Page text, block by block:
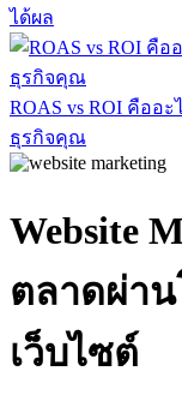
ได้ผล
ROAS vs ROI คืออ
ธุรกิจคุณ
Website
ตลาดผ่า
เว็บไซต์